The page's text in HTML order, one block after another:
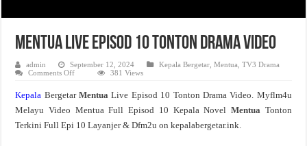
Mentua Live Episod 10 Tonton Drama Video
admin September 12, 2024 Kepala Bergetar ,Mentua ,TV3 Drama
Comments Offon
Episod
Tonton
Drama
Video
381 Views
Kepala BergetarMentuaLive Episod 10 Tonton Drama Video. Myflm4u
Melayu Video Mentua Full Episod 10 Kepala Novel Mentua Tonton
Terkini Full Epi 10 Layanjer & Dfm2u on kepalabergetar.ink.